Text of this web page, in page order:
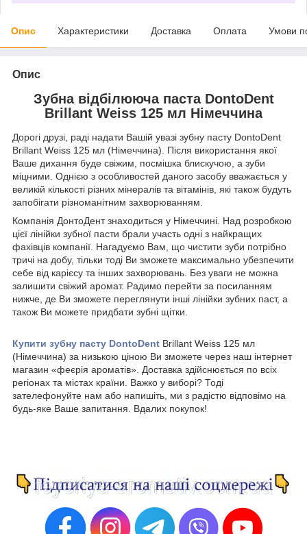
Опис Характеристики Доставка Оплата Умови
Опис
Зубна відбілююча паста DontoDent
Brillant Weiss 125 мл Німеччина
Дорогі друзі, раді надати Вашій увазі зубну пасту DontoDent
Brillant Weiss 125 мл (Німеччина). Після використання якої
Ваше дихання буде свіжим, посмішка блискучою, а зуби
міцними. Однією з особливостей даного засобу вважається у
великій кількості різних мінералів та вітамінів, які також будуть
запобігати різноманітним захворюванням.
Компанія ДонтоДент знаходиться у Німеччині. Над розробкою
цієї лінійки зубної пасти брали участь одні з найкращих
фахівців компанії. Нагадуємо Вам, що чистити зуби потрібно
тричі на добу, тільки тоді Ви зможете максимально убезпечити
себе від карієсу та інших захворювань. Без уваги не можна
залишити свіжий аромат. Радимо перейти за посиланням
нижче, де Ви зможете переглянути інші лінійки зубних паст, а
також Ви можете придбати зубні щітки.
Купити зубну пасту DontoDent Brillant Weiss 125 мл
(Німеччина) за низькою ціною Ви зможете через наш інтернет
магазин «феєрія ароматів». Доставка здійснюється по всіх
регіонах та містах країни. Важко у виборі? Тоді
зателефонуйте нам або напишіть, ми з радістю відповімо на
будь-яке Ваше запитання. Вдалих покупок!